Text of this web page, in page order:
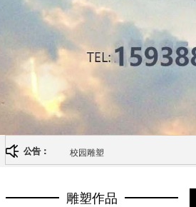
公告： 校园雕塑
雕塑作品